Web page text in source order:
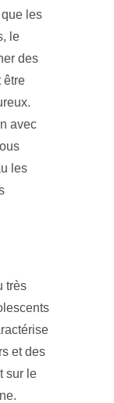
les
le
des
être
avec
les
très
et des
sur le